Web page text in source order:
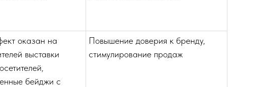
оказан на
выставки
бейджи с
Повышение доверия к бренду,
стимулирование продаж